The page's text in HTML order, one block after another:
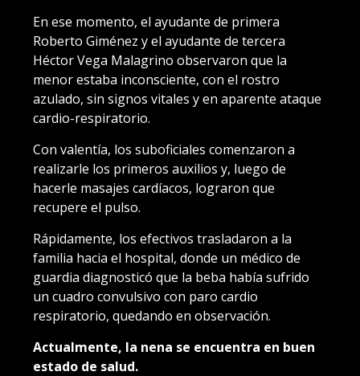
En ese momento, el ayudante de primera
Roberto Giménez y el ayudante de tercera
Héctor Vega Malagrino observaron que la
menor estaba inconsciente, con el rostro
azulado, sin signos vitales y en aparente ataque
cardio-respiratorio.
Con valentía, los suboficiales comenzaron a
realizarle los primeros auxilios y, luego de
hacerle masajes cardíacos, lograron que
recupere el pulso.
Rápidamente, los efectivos trasladaron a la
familia hacia el hospital, donde un médico de
guardia diagnosticó que la beba había sufrido
un cuadro convulsivo con paro cardio
respiratorio, quedando en observación.
Actualmente, la nena se encuentra en buen
estado de salud.